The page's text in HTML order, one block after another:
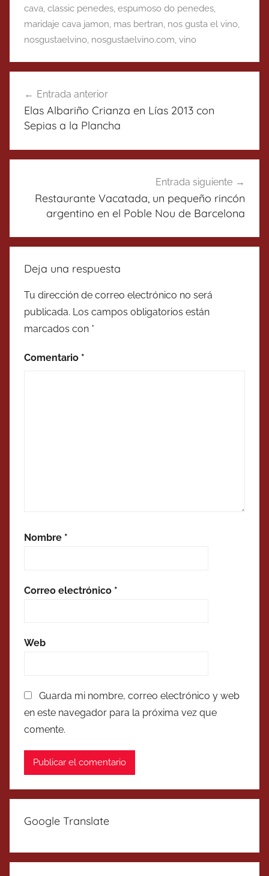
cava, classic penedes, espumoso do penedes,
maridaje cava jamon, mas bertran, nos gusta el vino,
nosgustaelvino, nosgustaelvino.com, vino
de
entradas
Entrada anterior
Elas Albariño Crianza en Lías 2013 con
Sepias a la Plancha
Entrada siguiente
Restaurante Vacatada, un pequeño rincón
argentino en el Poble Nou de Barcelona
Deja una respuesta
Tu dirección de correo electrónico no será
publicada. Los campos obligatorios están
marcados con *
Comentario *
Nombre *
Correo electrónico *
Web
Guarda mi nombre, correo electrónico y web
en este navegador para la próxima vez que
comente.
Google Translate